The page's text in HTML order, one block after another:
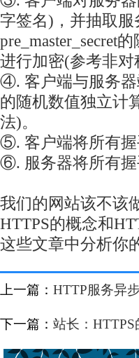
字签名)，并抽取
pre_master_secret
进行加密(参考非
④. 客户端与服务器
的随机数值独立计
法)。
⑤. 客户端将所有
⑥. 服务器将所有
我们的网站该不该
HTTPS的概念和
这些文章中分析你
上一篇： HTTP服务异
下一篇： 站长：HTTPS